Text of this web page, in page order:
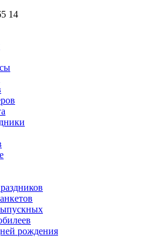
14
рождения